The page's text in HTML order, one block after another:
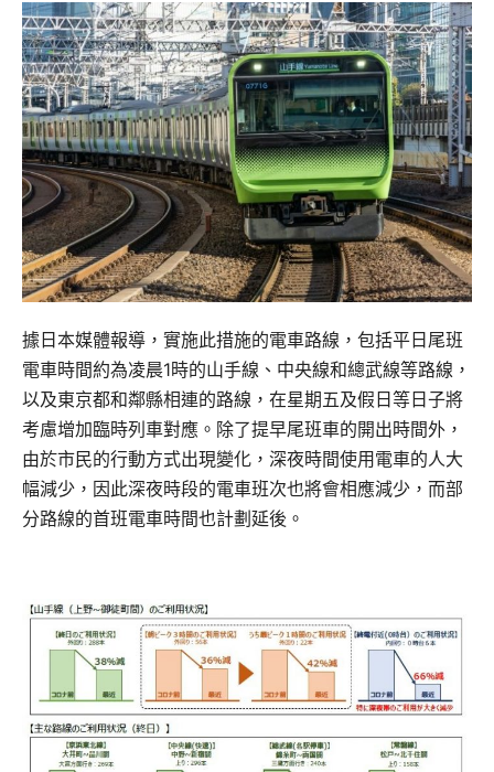
據日本媒體報導，實施此措施的電車路線，包括平日尾班
電車時間約為凌晨1時的山手線、中央線和總武線等路線，
以及東京都和鄰縣相連的路線，在星期五及假日等日子將
考慮增加臨時列車對應。除了提早尾班車的開出時間外，
由於市民的行動方式出現變化，深夜時間使用電車的人大
幅減少，因此深夜時段的電車班次也將會相應減少，而部
分路線的首班電車時間也計劃延後。